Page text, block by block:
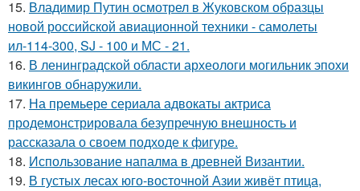
15. Владимир Путин осмотрел в Жуковском образцы
новой российской авиационной техники - самолеты
ил-114-300, SJ - 100 и МС - 21.
16. В ленинградской области археологи могильник эпохи
викингов обнаружили.
17. На премьере сериала адвокаты актриса
продемонстрировала безупречную внешность и
рассказала о своем подходе к фигуре.
18. Использование напалма в древней Византии.
19. В густых лесах юго-восточной Азии живёт птица,